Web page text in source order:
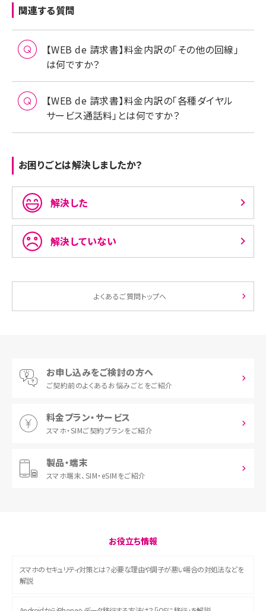
関連する質問
【WEB de 請求書】料金内訳の「その他の回線」
は何ですか？
【WEB de 請求書】料金内訳の「各種ダイヤル
サービス通話料」とは何ですか？
お困りごとは解決しましたか？
解決した
解決していない
よくあるご質問トップへ
お申し込みをご検討の方へ
ご契約前のよくあるお悩みごとをご紹介
料金プラン・サービス
スマホ・SIMご契約プランをご紹介
製品・端末
スマホ端末、 SIM・eSIMをご紹介
お役立ち情報
スマホのセキュリティ対策とは？必要な理由や調子が悪い場合の対処法などを
解説